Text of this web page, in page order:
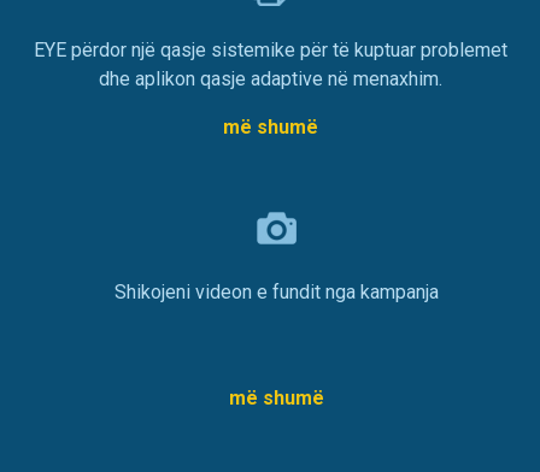
EYE përdor një qasje sistemike për të kuptuar problemet
dhe aplikon qasje adaptive në menaxhim.
më shumë
Shikojeni videon e fundit nga kampanja
më shumë